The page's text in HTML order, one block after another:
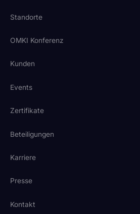
Standorte
OMKI Konferenz
Kunden
Events
Zertifikate
Beteiligungen
Karriere
Presse
Kontakt